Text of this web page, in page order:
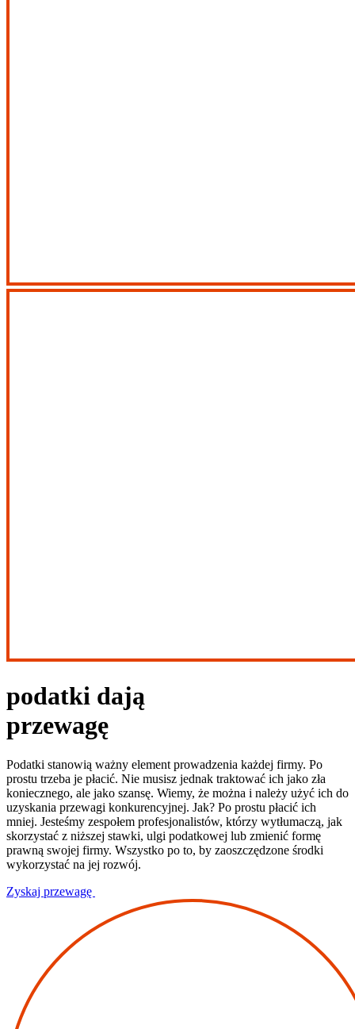
podatki dają
przewagę
Podatki stanowią ważny element prowadzenia każdej firmy. Po
prostu trzeba je płacić. Nie musisz jednak traktować ich jako zła
koniecznego, ale jako szansę. Wiemy, że można i należy użyć ich do
uzyskania przewagi konkurencyjnej. Jak? Po prostu płacić ich
mniej. Jesteśmy zespołem profesjonalistów, którzy wytłumaczą, jak
skorzystać z niższej stawki, ulgi podatkowej lub zmienić formę
prawną swojej firmy. Wszystko po to, by zaoszczędzone środki
wykorzystać na jej rozwój.
Zyskaj przewagę